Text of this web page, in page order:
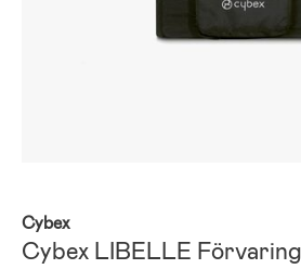
Cybex
Cybex LIBELLE